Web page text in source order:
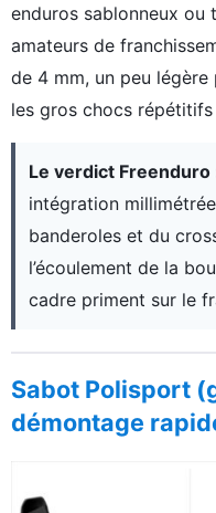
enduros sablonneux ou
amateurs de
de 4 mm, un peu
les gros chocs
Le verdict Freenduro
intégration
banderoles et du
l’écoulement de la
cadre priment sur le
Sabot Polisport
démontage